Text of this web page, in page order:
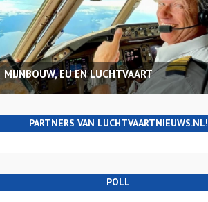
MIJNBOUW, EU EN LUCHTVAART
PARTNERS VAN LUCHTVAARTNIEUWS.NL!
POLL